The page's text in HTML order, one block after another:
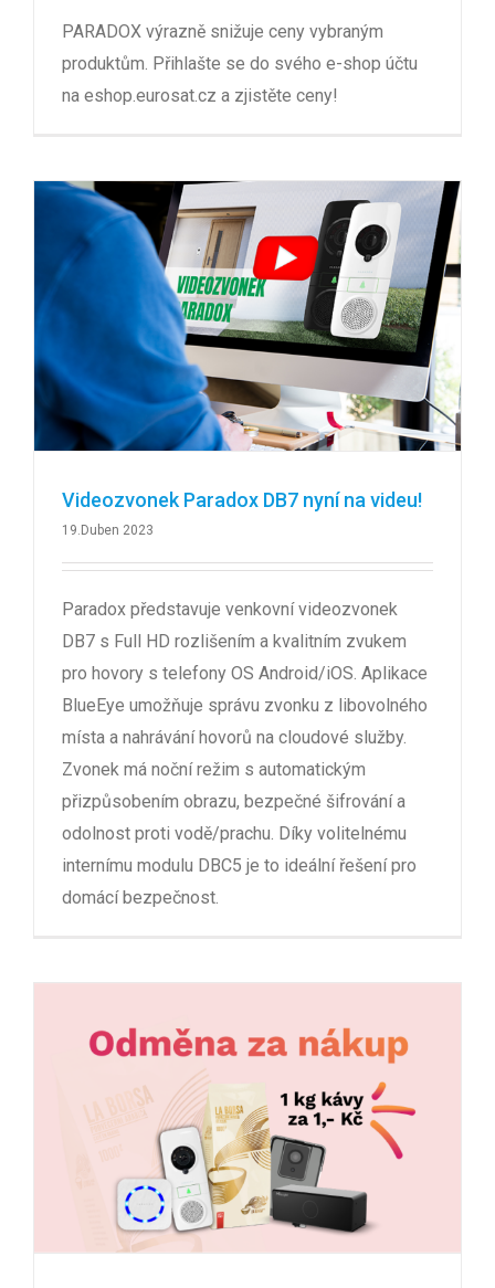
PARADOX výrazně snižuje ceny vybraným
produktům. Přihlašte se do svého e-shop účtu
na eshop.eurosat.cz a zjistěte ceny!
Videozvonek Paradox DB7 nyní na videu!
19.Duben 2023
Paradox představuje venkovní videozvonek
DB7 s Full HD rozlišením a kvalitním zvukem
pro hovory s telefony OS Android/iOS. Aplikace
BlueEye umožňuje správu zvonku z libovolného
místa a nahrávání hovorů na cloudové služby.
Zvonek má noční režim s automatickým
přizpůsobením obrazu, bezpečné šifrování a
odolnost proti vodě/prachu. Díky volitelnému
internímu modulu DBC5 je to ideální řešení pro
domácí bezpečnost.